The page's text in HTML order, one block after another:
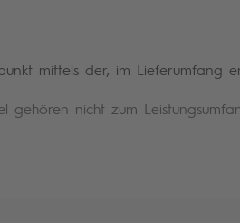
mittels der, im Lieferumfang
gehören nicht zum